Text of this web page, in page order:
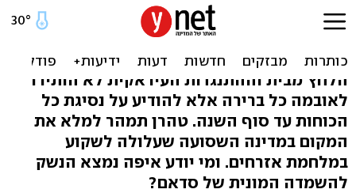
כשאיראן מריחה ואקום. על
נסיגת ארה"ב מעיראק
הלחץ מבית וההתנגדות העיראקית לא הותירו
לאובמה כל ברירה אלא להודיע על נסיגת כל
הכוחות עד סוף השנה. טהרן תמהר למלא את
המקום במדינה השסועה שעלולה לשקוע
במלחמת אזרחים. ומי יודע איפה נמצא הנשק
להשמדה המונית של סדאם?